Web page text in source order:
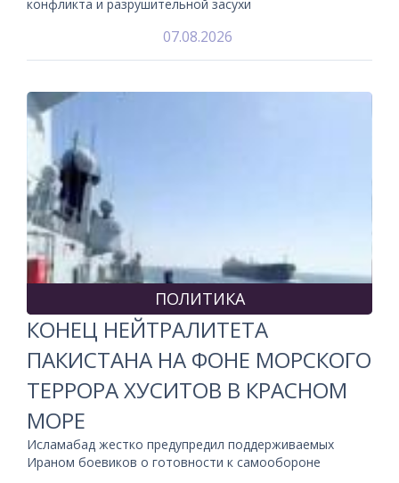
конфликта и разрушительной засухи
07.08.2026
ПОЛИТИКА
КОНЕЦ НЕЙТРАЛИТЕТА
ПАКИСТАНА НА ФОНЕ МОРСКОГО
ТЕРРОРА ХУСИТОВ В КРАСНОМ
МОРЕ
Исламабад жестко предупредил поддерживаемых
Ираном боевиков о готовности к самообороне